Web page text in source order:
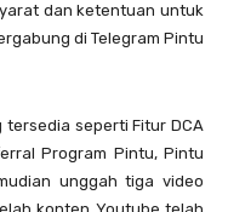
dan ketentuan untuk
di Telegram Pintu
seperti Fitur DCA
Program Pintu, Pintu
unggah tiga video